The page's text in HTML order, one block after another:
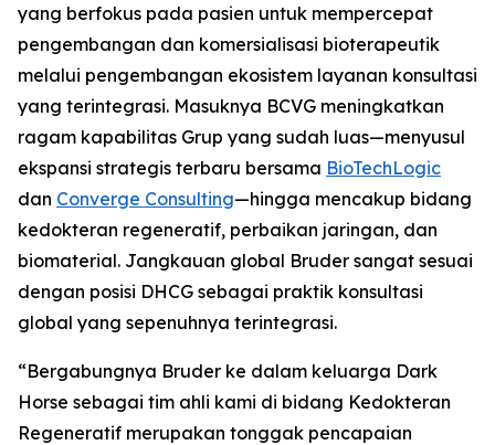
yang berfokus pada pasien untuk mempercepat
pengembangan dan komersialisasi bioterapeutik
melalui pengembangan ekosistem layanan konsultasi
yang terintegrasi. Masuknya BCVG meningkatkan
ragam kapabilitas Grup yang sudah luas—menyusul
ekspansi strategis terbaru bersama BioTechLogic
dan Converge Consulting—hingga mencakup bidang
kedokteran regeneratif, perbaikan jaringan, dan
biomaterial. Jangkauan global Bruder sangat sesuai
dengan posisi DHCG sebagai praktik konsultasi
global yang sepenuhnya terintegrasi.
“Bergabungnya Bruder ke dalam keluarga Dark
Horse sebagai tim ahli kami di bidang Kedokteran
Regeneratif merupakan tonggak pencapaian